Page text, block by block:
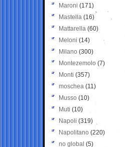
Maroni (171)
Mastella (16)
Mattarella (60)
Meloni (14)
Milano (300)
Montezemolo (7)
Monti (357)
moschea (11)
Musso (10)
Muti (10)
Napoli (319)
Napolitano (220)
no global (5)